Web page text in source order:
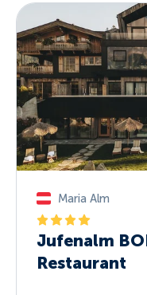
Maria Alm
Jufenalm
Restaurant